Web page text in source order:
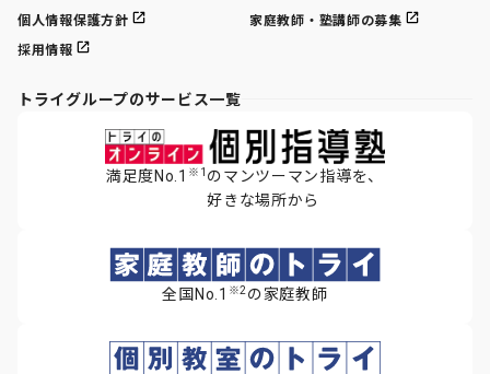
個人情報保護方針
家庭教師・塾講師の募集
採用情報
トライグループのサービス一覧
満足度No.1 ※1 のマンツーマン指導を、
好きな場所から
全国No.1 ※2 の家庭教師